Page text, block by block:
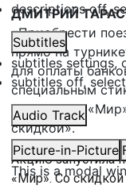
descriptions off,
Subtitles
subtitles settings,
subtitles off,
Audio Track
Picture-in-Picture
This is a modal
ДМИТРИЙ
«Приобрести
прямо на
для оплаты
специальным
свою карту
скидкой».
Акцию запустила
«Мир». Со